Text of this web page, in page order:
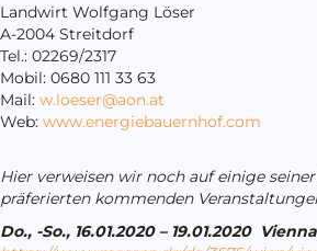
Landwirt Wolfgang Löser
A-2004 Streitdorf
Tel.: 02269/2317
Mobil: 0680 111 33 63
Mail: w.loeser@aon.at
Web: www.energiebauernhof.com
Hier verweisen wir noch auf einige
präferierten kommenden
Do., -So., 16.01.2020 – 19.01.2020